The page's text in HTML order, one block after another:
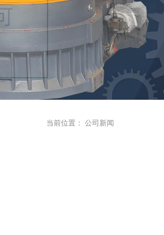
当前位置： 公司新闻